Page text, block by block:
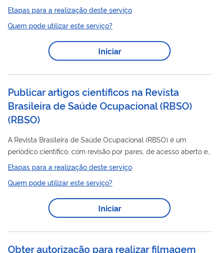
em uma conferência submetamartigos
Etapas para a realização deste serviço
Quem pode utilizar este serviço?
Iniciar
Publicar artigos científicos na Revista
Brasileira de Saúde Ocupacional (RBSO)
(RBSO)
A Revista Brasileira de Saúde Ocupacional (RBSO) é um
periódico científico, com revisão por pares, de acesso aberto e
gratuito, editado e publicado pela Fundacentro desde 1973.
Saúde do Trabalhador (SST) cujo conteúdo venha a contribuir
para o entendimento e a melhoria das condições de trabalho,
para a prevenção de acidentes e doenças do trabalho e para
relacionadas ao tema. ...
Etapas para a realização deste serviço
Quem pode utilizar este serviço?
Iniciar
Obter autorização para realizar filmagem